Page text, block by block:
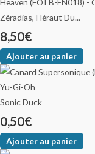
Zéradias, Héraut Du...
8,50€
Ajouter au panier
Sonic Duck
0,50€
Ajouter au panier